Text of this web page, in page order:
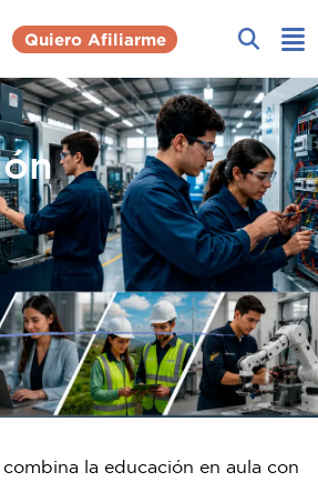
Quiero Afiliarme
la educación en aula con